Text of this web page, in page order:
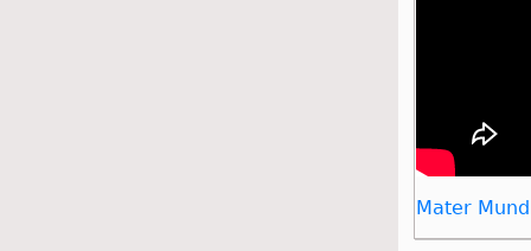
Mater